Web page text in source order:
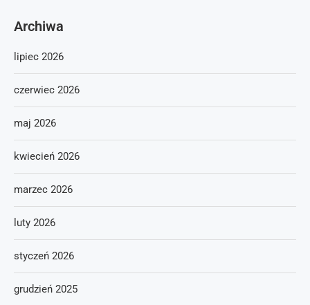
Archiwa
lipiec 2026
czerwiec 2026
maj 2026
kwiecień 2026
marzec 2026
luty 2026
styczeń 2026
grudzień 2025